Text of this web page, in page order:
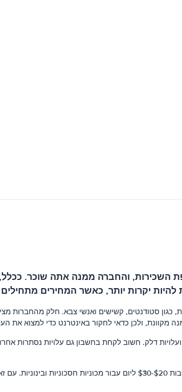
והחברה ממנה אתה שוכר. ככלל,
כגון סטודנטים, קשישים ואנשי צבא. חלק מהחברות
מקוונת, ולכן כדאי לחקור באינטרנט כדי למצוא את
דלק. חשוב לקחת בחשבון גם עלויות נסתרות
בסך הכל, מחירי השכרת הרכב באוקראינה הם בדרך כלל נוחים למדי, כאשר המחירים מתחילים